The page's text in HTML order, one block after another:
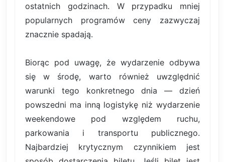
ostatnich godzinach. W przypadku mniej
popularnych programów ceny zazwyczaj
znacznie spadają.
Biorąc pod uwagę, że wydarzenie odbywa
się w środę, warto również uwzględnić
warunki tego konkretnego dnia — dzień
powszedni ma inną logistykę niż wydarzenie
weekendowe pod względem ruchu,
parkowania i transportu publicznego.
Najbardziej krytycznym czynnikiem jest